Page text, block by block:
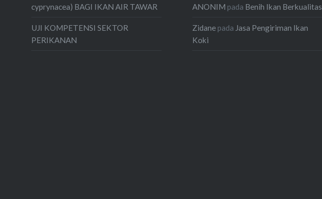
cyprynacea) BAGI IKAN AIR TAWAR
UJI KOMPETENSI SEKTOR
PERIKANAN
ANONIM pada Benih Ikan Berkualitas
Zidanepada Jasa Pengiriman Ikan
Koki